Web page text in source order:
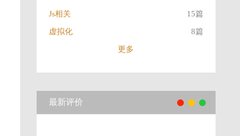
Js相关
15篇
虚拟化
8篇
更多
最新评价